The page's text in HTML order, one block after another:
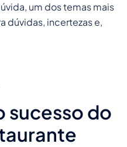
um dos temas mais
dúvidas, incertezas e,
sucesso do